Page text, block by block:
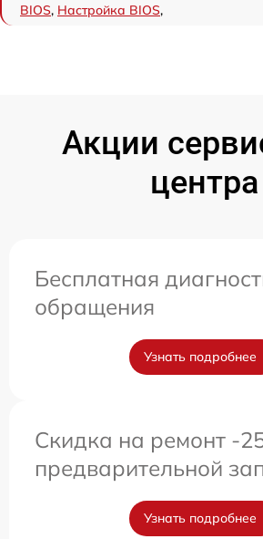
BIOS, Настройка BIOS,
Акции
центра
Бесплатная
обращения
Узнать подробнее
Скидка на ремонт -
предварительной
Узнать подробнее